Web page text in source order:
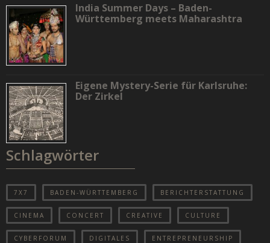
India Summer Days – Baden-
Württemberg meets Maharashtra
Eigene Mystery-Serie für Karlsruhe:
Der Zirkel
Schlagwörter
7X7 BADEN-WÜRTTEMBERG BERICHTERSTATTUNG
CINEMA CONCERT CREATIVE CULTURE
CYBERFORUM DIGITALES ENTREPRENEURSHIP